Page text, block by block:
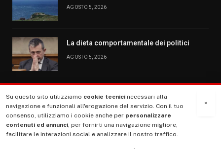
AGOSTO 5, 2026
La dieta comportamentale dei politici
AGOSTO 5, 2026
MENU
La Nostra Storia
×
Su questo sito utilizziamo cookie tecnici necessari alla
navigazione e funzionali all'erogazione del servizio. Con il tuo
consenso, utilizziamo i cookie anche per personalizzare
contenuti ed annunci, per fornirti una navigazione migliore,
facilitare le interazioni social e analizzare il nostro traffico.